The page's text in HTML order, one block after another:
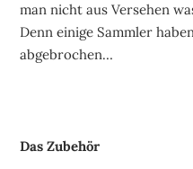
man nicht aus Versehen
Denn einige Sammler
abgebrochen…
Das Zubehör